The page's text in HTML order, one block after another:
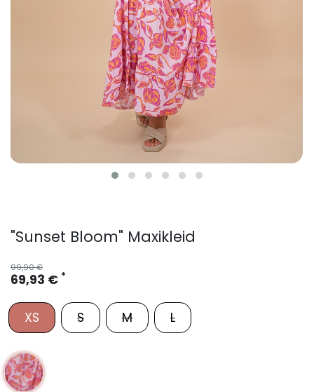
"Sunset Bloom" Maxikleid
99,90 €
69,93 € *
XS S M L